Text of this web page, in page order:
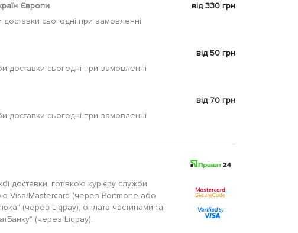
Європи
сьогодні при замовленні
від 330 грн
доставки сьогодні при замовленні
від 50 грн
доставки сьогодні при замовленні
від 70 грн
доставки, готівкою кур’єру служби
Visa/Mastercard (через Portmone або
(через Liqpay), оплата частинами та
(через Liqpay).